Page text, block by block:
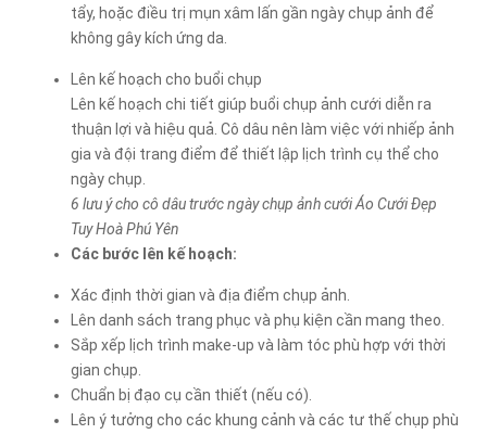
tẩy, hoặc điều trị mụn xâm lấn gần ngày chụp ảnh để
không gây kích ứng da.
Lên kế hoạch cho buổi chụp
Lên kế hoạch chi tiết giúp buổi chụp ảnh cưới diễn ra
thuận lợi và hiệu quả. Cô dâu nên làm việc với nhiếp ảnh
gia và đội trang điểm để thiết lập lịch trình cụ thể cho
ngày chụp.
6 lưu ý cho cô dâu trước ngày chụp ảnh cưới Áo Cưới Đẹp
Tuy Hoà Phú Yên
Các bước lên kế hoạch:
Xác định thời gian và địa điểm chụp ảnh.
Lên danh sách trang phục và phụ kiện cần mang theo.
Sắp xếp lịch trình make-up và làm tóc phù hợp với thời
gian chụp.
Chuẩn bị đạo cụ cần thiết (nếu có).
Lên ý tưởng cho các khung cảnh và các tư thế chụp phù